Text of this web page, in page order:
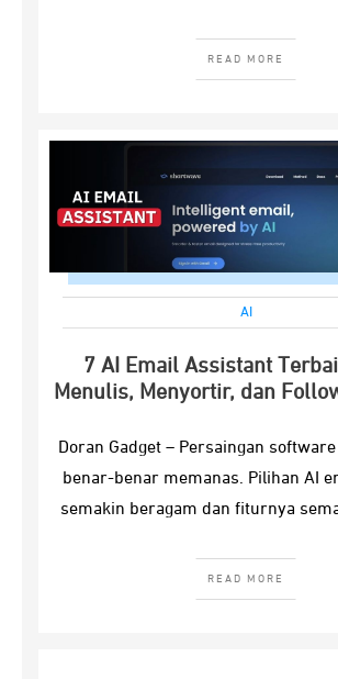
READ MORE
AI
7 AI Email Assistant
Menulis, Menyortir, dan
Doran Gadget – Persaingan
benar-benar memanas. Pilihan AI
semakin beragam dan fiturnya
READ MORE